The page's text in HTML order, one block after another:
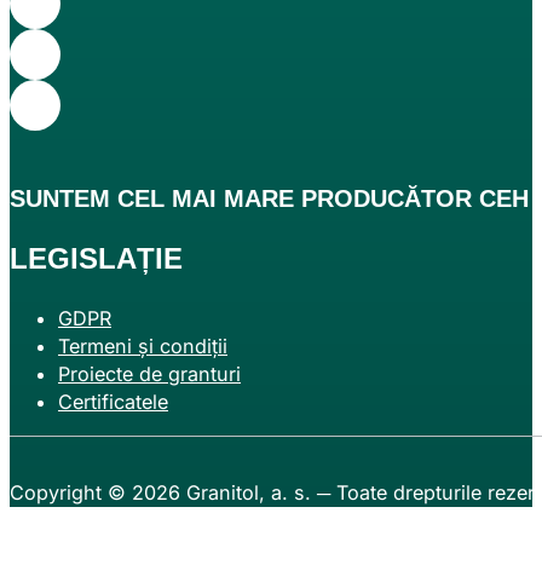
SUNTEM CEL MAI MARE PRODUCĂTOR
LEGISLAȚIE
GDPR
Termeni și condiții
Proiecte de granturi
Certificatele
Copyright © 2026 Granitol, a. s. ─ Toate drepturile